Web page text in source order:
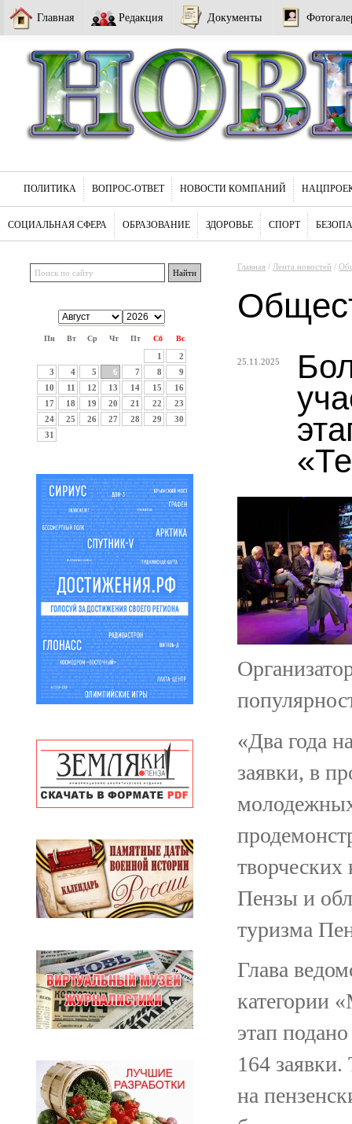
Главная Редакция Документы
ПОЛИТИКА ВОПРОС-ОТВЕТ НОВОСТИ КОМПАНИЙ
СОЦИАЛЬНАЯ СФЕРА ОБРАЗОВАНИЕ ЗДОРОВЬЕ СПОРТ
Пн Вт Ср Чт Пт Сб Вс
1
2
3
4 5 6 7 8
9
10
11 12 13 14 15
16
17
18 19 20 21 22
23
24
25 26 27 28 29
30
31
Главная / Лента новостей /
25.11.2025
«Два года
заявки, в
творческих
Пензы и
туризма
Глава
категории
этап
164
на